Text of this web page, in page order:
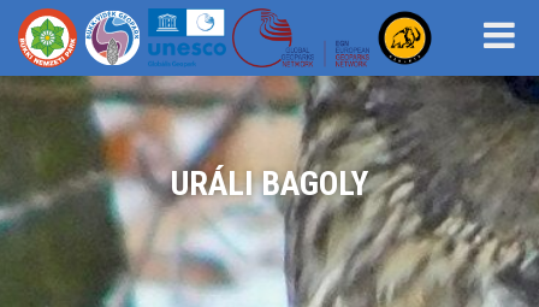
URÁLI BAGOLY